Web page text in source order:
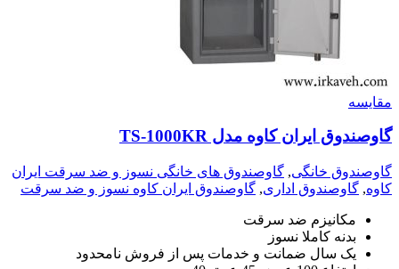
مقايسه
گاوصندوق ایران کاوه مدل TS-1000KR
گاوصندوق خانگی, گاوصندوق های خانگی نسوز و ضد سرقت ایران
کاوه, گاوصندوق اداری, گاوصندوق ایران کاوه نسوز و ضد سرقت
مکانیزم ضد سرقت
بدنه کاملا نسوز
یک سال ضمانت و خدمات پس از فروش نامحدود